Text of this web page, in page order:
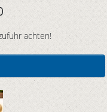
achten!